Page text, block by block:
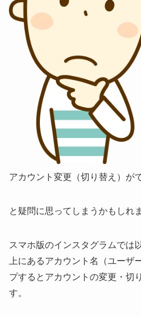
アカウント変更（切り替え）が
と疑問に思ってしまうかもしれ
スマホ版のインスタグラムでは
上にあるアカウント名（ユーザ
プするとアカウントの変更・切
す。